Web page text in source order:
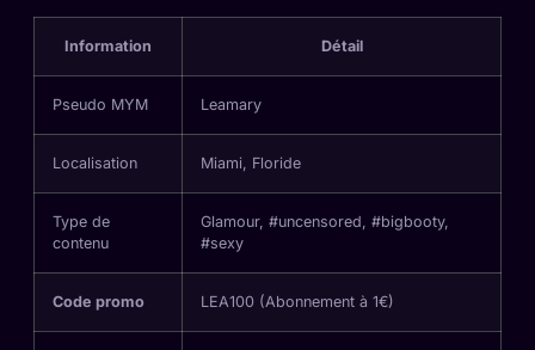
Information Détail
Pseudo MYM Leamary
Localisation Miami, Floride
Type de
contenu
Glamour, #uncensored, #bigbooty,
#sexy
Code promo LEA100 (Abonnement à 1€)